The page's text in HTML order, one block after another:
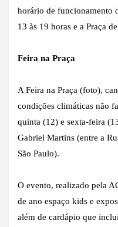
horário de funcionamento
13 às 19 horas e a Praça
Feira na Praça
A Feira na Praça (foto),
condições climáticas não
quinta (12) e sexta-feira
Gabriel Martins (entre a
São Paulo).
O evento, realizado pela
de ano espaço kids e
além de cardápio que